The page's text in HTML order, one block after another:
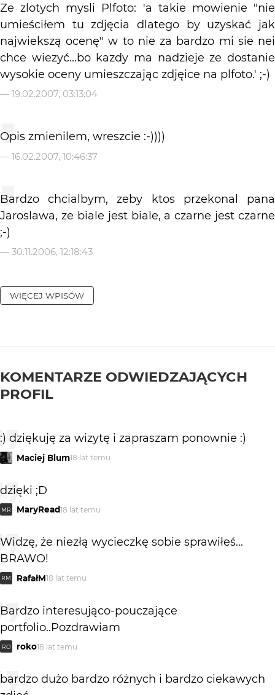
Ze zlotych mysli Plfoto: 'a takie mowienie "nie
umieściłem tu zdjęcia dlatego by uzyskać jak
najwiekszą ocenę" w to nie za bardzo mi sie nei
chce wiezyć...bo kazdy ma nadzieje ze dostanie
wysokie oceny umieszczając zdjęice na plfoto.' ;-)
— 19.02.2007, 03:13:04
Opis zmienilem, wreszcie :-))))
— 16.02.2007, 10:46:37
Bardzo chcialbym, zeby ktos przekonal pana
Jaroslawa, ze biale jest biale, a czarne jest czarne
;-)
— 30.11.2006, 12:18:43
WIĘCEJ WPISÓW
KOMENTARZE ODWIEDZAJĄCYCH
PROFIL
:) dziękuję za wizytę i zapraszam ponownie :)
Maciej Blum18 lat temu
dzięki ;D
MR MaryRead18 lat temu
Widzę, że niezłą wycieczkę sobie sprawiłeś...
BRAWO!
RM RafałM18 lat temu
Bardzo interesująco-pouczające
portfolio..Pozdrawiam
RO roko18 lat temu
bardzo dużo bardzo różnych i bardzo ciekawych